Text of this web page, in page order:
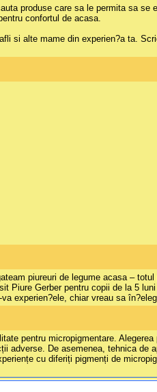
produse care sa le permita sa
confortul de acasa.
si alte mame din experien?a ta.
piureuri de legume acasa –
Gerber pentru copii de la 5
experien?ele, chiar vreau sa
pentru micropigmentare.
De asemenea, tehnica
cu diferiți pigmenți de